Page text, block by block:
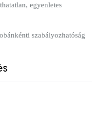
egyenletes
szabályozhatóság